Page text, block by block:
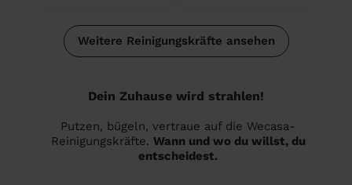
Weitere Reinigungskräfte ansehen
Dein Zuhause wird strahlen!
Putzen, bügeln, vertraue auf die Wecasa-
Reinigungskräfte. Wann und wo du willst, du
entscheidest.